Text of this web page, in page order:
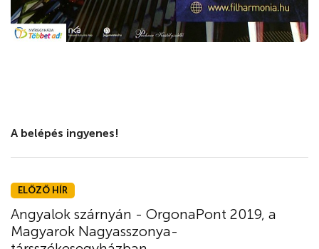
A belépés ingyenes!
ELŐZŐ HÍR
Angyalok szárnyán - OrgonaPont 2019, a
Magyarok Nagyasszonya-